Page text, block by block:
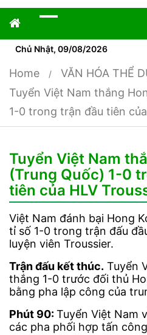
Chủ Nhật, 09/08/2026
Home
VĂN HÓA THỂ
Tuyển Việt Nam thắng
1-0 trong trận đầu tiên
Tuyển Việt Nam
(Trung Quốc) 1-0
tiên của HLV
Việt Nam đánh bại Hong
tỉ số 1-0 trong trận đấu
luyện viên Troussier.
Trận đấu kết thúc. Tuyển
thắng 1-0 trước đối thủ
bằng pha lập công của
Phút 90:Tuyển Việt Nam
các pha phối hợp tấn